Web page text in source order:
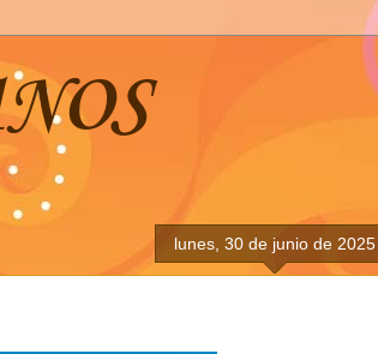
lunes, 30 de junio de 2025